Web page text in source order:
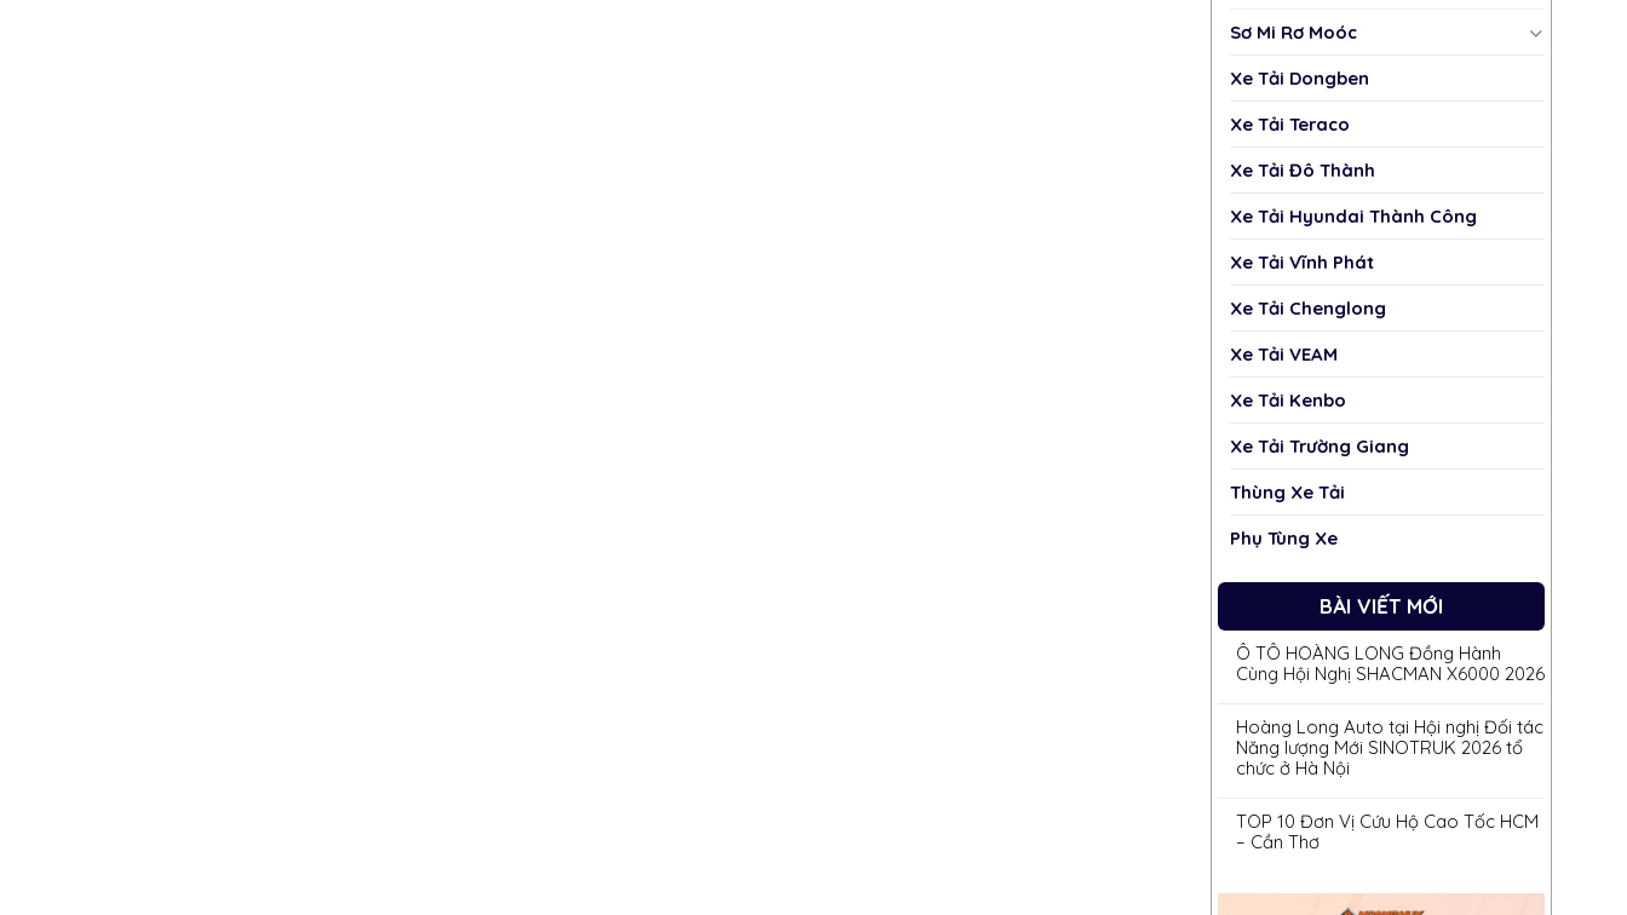
Sơ Mi Rơ Moóc
Xe Tải Dongben
Xe Tải Teraco
Xe Tải Đô Thành
Xe Tải Hyundai Thành Công
Xe Tải Vĩnh Phát
Xe Tải Chenglong
Xe Tải VEAM
Xe Tải Kenbo
Xe Tải Trường Giang
Thùng Xe Tải
Phụ Tùng Xe
BÀI VIẾT MỚI
Ô TÔ HOÀNG LONG Đồng Hành
Cùng Hội Nghị SHACMAN X6000 2026
Hoàng Long Auto tại Hội nghị Đối tác
Năng lượng Mới SINOTRUK 2026 tổ
chức ở Hà Nội
TOP 10 Đơn Vị Cứu Hộ Cao Tốc HCM
– Cần Thơ